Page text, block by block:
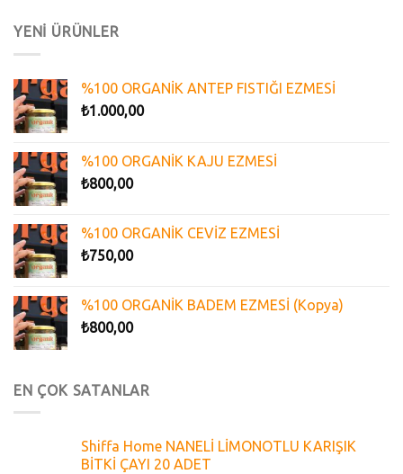
YENİ ÜRÜNLER
%100 ORGANİK ANTEP FISTIĞI EZMESİ
₺1.000,00
%100 ORGANİK KAJU EZMESİ
₺800,00
%100 ORGANİK CEVİZ EZMESİ
₺750,00
%100 ORGANİK BADEM EZMESİ (Kopya)
₺800,00
EN ÇOK SATANLAR
Shiffa Home NANELİ LİMONOTLU KARIŞIK
BİTKİ ÇAYI 20 ADET